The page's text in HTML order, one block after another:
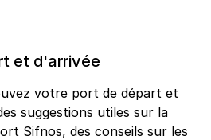
et d'arrivée
votre port de départ et
suggestions utiles sur la
Sifnos, des conseils sur les